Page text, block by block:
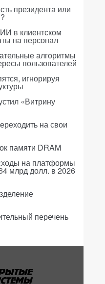
президента или
в клиентском
на персонал
алгоритмы
пользователей
игнорируя
«Витрину
на свои
памяти DRAM
на платформы
млрд долл. в 2026
перечень